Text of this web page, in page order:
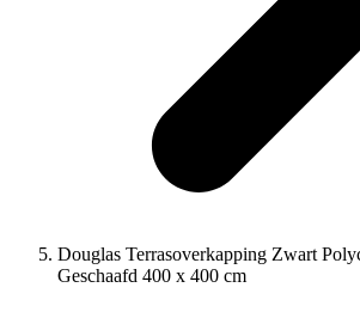
Douglas Terrasoverkapping Zwart
Geschaafd 400 x 400 cm